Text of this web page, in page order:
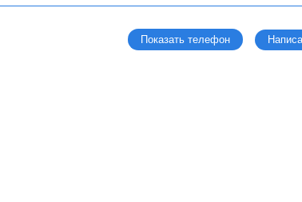
Показать телефон